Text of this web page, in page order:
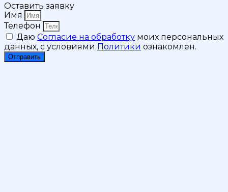
Оставить заявку
Имя
Телефон
Даю Согласие на обработку моих персональных
данных, с условиями Политики ознакомлен.
Отправить